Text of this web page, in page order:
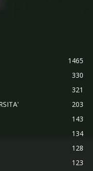
1465
330
321
203
143
134
128
123